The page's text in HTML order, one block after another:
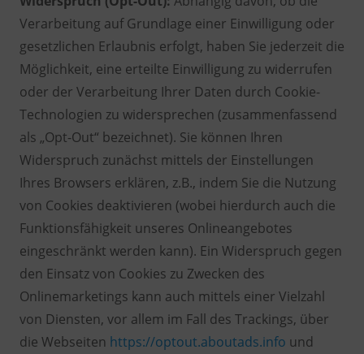
Verarbeitung auf Grundlage einer Einwilligung oder
gesetzlichen Erlaubnis erfolgt, haben Sie jederzeit die
Möglichkeit, eine erteilte Einwilligung zu widerrufen
oder der Verarbeitung Ihrer Daten durch Cookie-
Technologien zu widersprechen (zusammenfassend
als „Opt-Out“ bezeichnet). Sie können Ihren
Widerspruch zunächst mittels der Einstellungen
Ihres Browsers erklären, z.B., indem Sie die Nutzung
von Cookies deaktivieren (wobei hierdurch auch die
Funktionsfähigkeit unseres Onlineangebotes
eingeschränkt werden kann). Ein Widerspruch gegen
den Einsatz von Cookies zu Zwecken des
Onlinemarketings kann auch mittels einer Vielzahl
von Diensten, vor allem im Fall des Trackings, über
die Webseiten https://optout.aboutads.info und